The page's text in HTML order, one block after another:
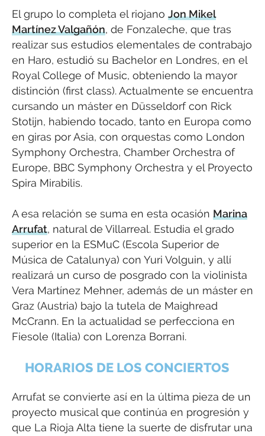
El grupo lo completa el riojano Jon Mikel
Martínez Valgañón, de Fonzaleche, que tras
realizar sus estudios elementales de contrabajo
en Haro, estudió su Bachelor en Londres, en el
Royal College of Music, obteniendo la mayor
distinción (first class). Actualmente se encuentra
cursando un máster en Düsseldorf con Rick
Stotijn, habiendo tocado, tanto en Europa como
en giras por Asia, con orquestas como London
Symphony Orchestra, Chamber Orchestra of
Europe, BBC Symphony Orchestra y el Proyecto
Spira Mirabilis.
A esa relación se suma en esta ocasión Marina
Arrufat, natural de Villarreal. Estudia el grado
superior en la ESMuC (Escola Superior de
Música de Catalunya) con Yuri Volguin, y allí
realizará un curso de posgrado con la violinista
Vera Martínez Mehner, además de un máster en
Graz (Austria) bajo la tutela de Maighread
McCrann. En la actualidad se perfecciona en
Fiesole (Italia) con Lorenza Borrani.
HORARIOS DE LOS CONCIERTOS
Arrufat se convierte así en la última pieza de un
proyecto musical que continúa en progresión y
que La Rioja Alta tiene la suerte de disfrutar una